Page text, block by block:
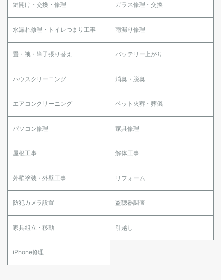
鍵開け・交換・修理 ガラス修理・交換
水漏れ修理・トイレつまり工事 雨漏り修理
畳・襖・障子張り替え バッテリー上がり
ハウスクリーニング 消臭・脱臭
エアコンクリーニング ペット火葬・葬儀
パソコン修理 家具修理
屋根工事 解体工事
外壁塗装・外壁工事 リフォーム
防犯カメラ設置 盗聴器調査
家具組立・移動 引越し
iPhone修理